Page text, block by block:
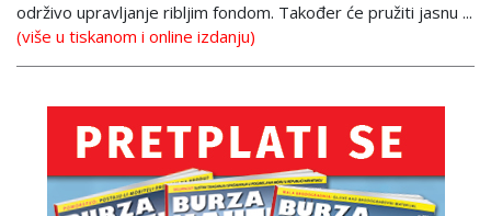
održivo upravljanje ribljim fondom. Također će pružiti jasnu ...
(više u tiskanom i online izdanju)